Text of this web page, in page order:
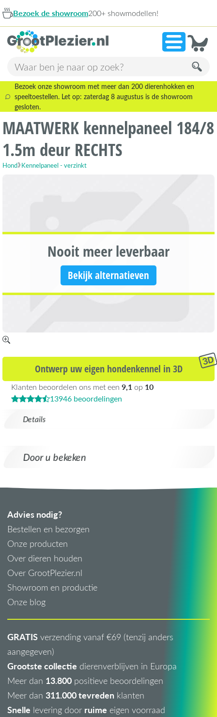
Bezoek de showroom200+ showmodellen!
Bezoek onze showroom met meer dan 200 dierenhokken en
speeltoestellen. Let op: zaterdag 8 augustus is de showroom
gesloten.
MAATWERK kennelpaneel 184/8
1.5m deur RECHTS
Hond Kennelpaneel - verzinkt
Nooit meer leverbaar
Bekijk alternatieven
Details
Ontwerp uw eigen hondenkennel in 3D
Klanten beoordelen ons met een 9,1 op 10
13946 beoordelingen
Door u bekeken
Advies nodig?
Bestellen en bezorgen
Onze producten
Over dieren houden
Over GrootPlezier.nl
Showroom en productie
Onze blog
GRATIS verzending vanaf €69 (tenzij anders
aangegeven)
Grootste collectie dierenverblijven in Europa
Meer dan 13.800 positieve beoordelingen
Meer dan 311.000 tevreden klanten
Snelle levering door ruime eigen voorraad